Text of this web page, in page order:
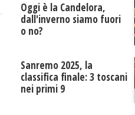
Oggi è la Candelora,
dall'inverno siamo fuori
o no?
Sanremo 2025, la
classifica finale: 3 toscani
nei primi 9